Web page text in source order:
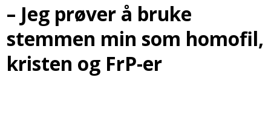
– Jeg prøver å bruke
stemmen min som homofil,
kristen og FrP-er